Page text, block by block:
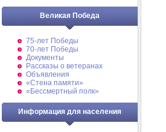
Великая Победа
75-лет Победы
70-лет Победы
Документы
Рассказы о ветеранах
Объявления
«Стена памяти»
«Бессмертный полк»
Информация для населения